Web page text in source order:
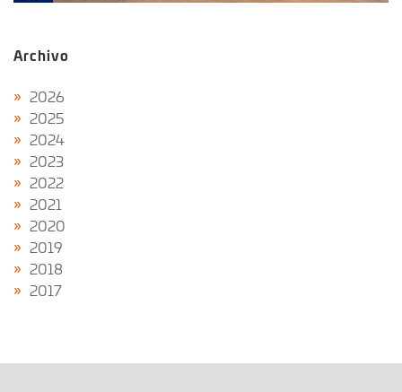
Archivo
2026
2025
2024
2023
2022
2021
2020
2019
2018
2017